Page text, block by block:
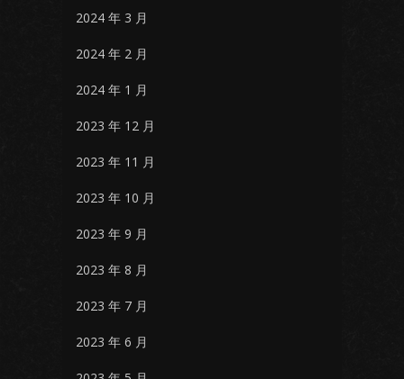
2024 年 3 月
2024 年 2 月
2024 年 1 月
2023 年 12 月
2023 年 11 月
2023 年 10 月
2023 年 9 月
2023 年 8 月
2023 年 7 月
2023 年 6 月